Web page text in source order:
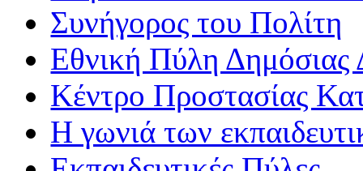
Συνήγορος του Πολίτη
Εθνική Πύλη Δημόσιας
Κέντρο Προστασίας
Η γωνιά των